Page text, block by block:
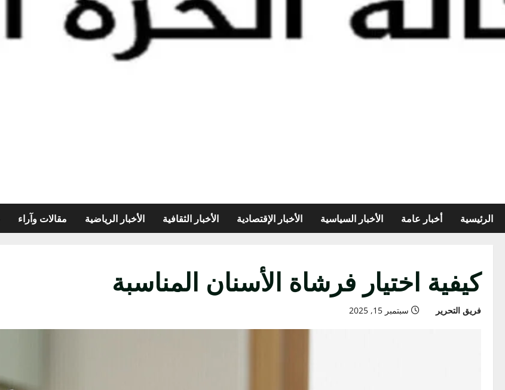
الرئيسية أخبار عامة الأخبار السياسية الأخبار الإقتصادية الأخبار الثقافية الأخبار الرياضية مقالات وآراء
كيفية اختيار فرشاة الأسنان المناسبة
فريق التحرير سبتمبر 15, 2025